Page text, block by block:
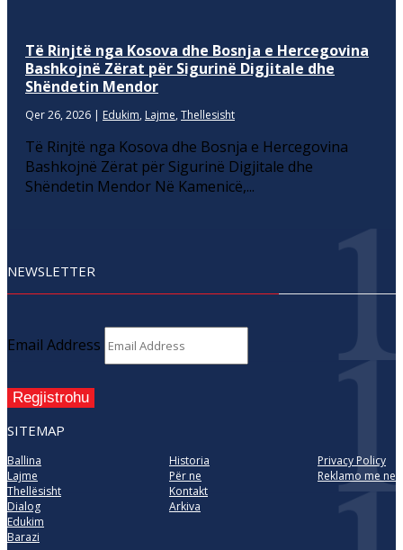
Të Rinjtë nga Kosova dhe Bosnja e Hercegovina
Bashkojnë Zërat për Sigurinë Digjitale dhe
Shëndetin Mendor
Qer 26, 2026 | Edukim, Lajme, Thellesisht
Të Rinjtë nga Kosova dhe Bosnja e Hercegovina
Bashkojnë Zërat për Sigurinë Digjitale dhe
Shëndetin Mendor Në Kamenicë,...
NEWSLETTER
Email Address
Regjistrohu
SITEMAP
Ballina
Lajme
Thellësisht
Dialog
Edukim
Barazi
Historia
Për ne
Kontakt
Arkiva
Privacy Policy
Reklamo me ne